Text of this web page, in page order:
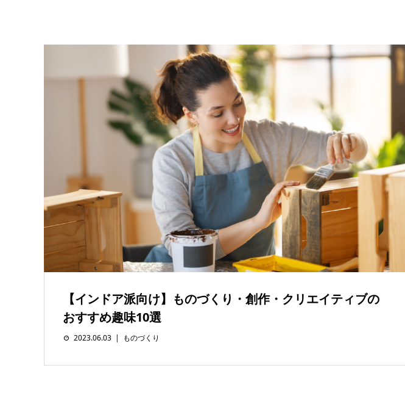
【インドア派向け】ものづくり・創作・クリエイティブの
おすすめ趣味10選
2023.06.03 ものづくり